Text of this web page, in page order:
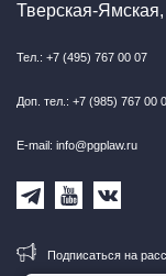
Тверская-Ямская,
Тел.: +7 (495) 767 00 07
Доп. тел.: +7 (985) 767 00
E-mail: info@pgplaw.ru
Подписаться на